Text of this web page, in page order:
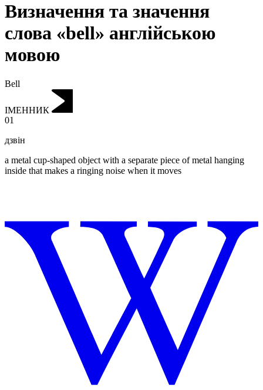
Визначення та значення
слова «bell» англійською
мовою
Bell
ІМЕННИК
01
дзвін
a metal cup-shaped object with a separate piece of metal hanging
inside that makes a ringing noise when it moves